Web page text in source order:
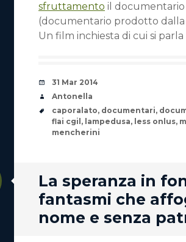
sfruttamento il documentario
(documentario prodotto dalla
Un film inchiesta di cui si
Date
31 Mar 2014
Author
Antonella
Tags
caporalato, documentari,
flai cgil , lampedusa, less onlus,
mencherini
La speranza in
fantasmi che
nome e senza
Standard